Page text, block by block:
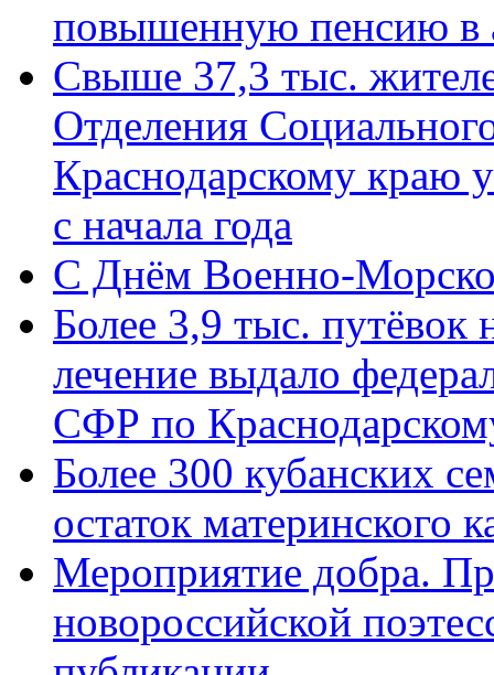
повышенную пенсию в
Свыше 37,3 тыс.
Отделения
Краснодарскому краю
с начала года
C Днём Военно-
Более 3,9 тыс. путёвок
лечение выдало
СФР по
Более 300 кубанских
остаток материнского
Мероприятие добра.
новороссийской